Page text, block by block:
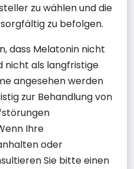
zu wählen und die
zu befolgen.
dass Melatonin nicht
nicht als langfristige
angesehen werden
zur Behandlung von
Ihre
oder
Sie bitte einen